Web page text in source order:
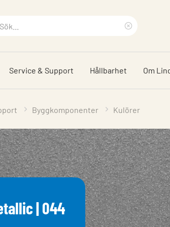
sökfras
Service & Support Hållbarhet Om
Byggkomponenter Kulörer
| 044